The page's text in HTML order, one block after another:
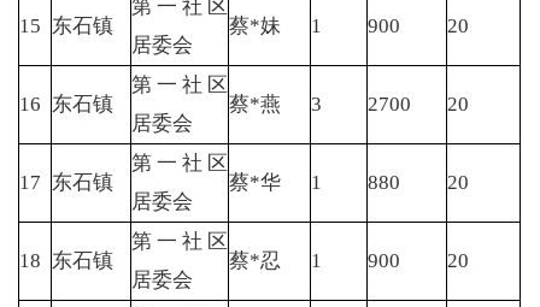
15 东石镇
第一社区
居委会
蔡*妹 1 900 20
16 东石镇
第一社区
居委会
蔡*燕 3 2700 20
17 东石镇
第一社区
居委会
蔡*华 1 880 20
18 东石镇
第一社区
居委会
蔡*忍 1 900 20